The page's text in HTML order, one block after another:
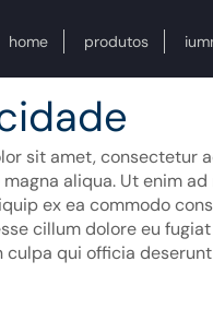
home produtos
sit amet, consectetur
aliqua. Ut enim
ex ea commodo
cillum dolore eu
culpa qui officia